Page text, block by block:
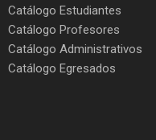
Catálogo Estudiantes
Catálogo Profesores
Catálogo Administrativos
Catálogo Egresados